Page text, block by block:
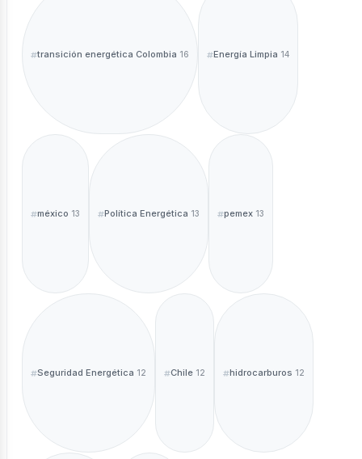
transición energética Colombia 16 Energía Limpia 14
méxico 13 Política Energética 13 pemex 13
Seguridad Energética 12 Chile 12 hidrocarburos 12